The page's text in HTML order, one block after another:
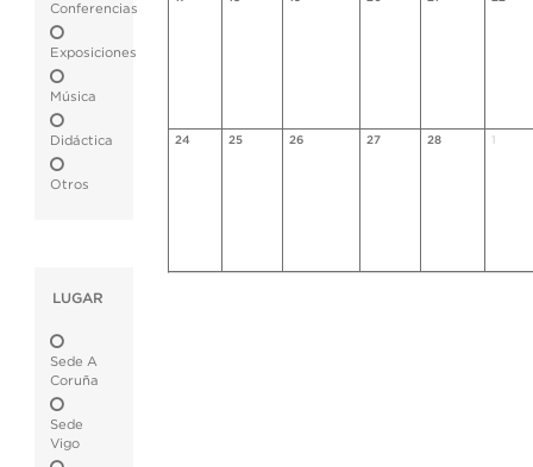
Conferencias
Exposiciones
Música
Didáctica
Otros
LUGAR
Sede A
Coruña
Sede
Vigo
24 25 26 27 28